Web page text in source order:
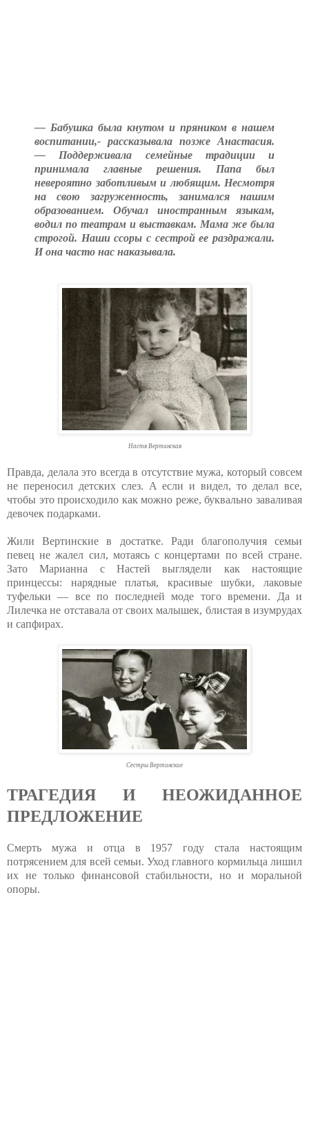
— Бабушка была кнутом и пряником в нашем
воспитании,- рассказывала позже Анастасия.
— Поддерживала семейные традиции и
принимала главные решения. Папа был
невероятно заботливым и любящим. Несмотря
на свою загруженность, занимался нашим
образованием. Обучал иностранным языкам,
водил по театрам и выставкам. Мама же была
строгой. Наши ссоры с сестрой ее раздражали.
И она часто нас наказывала.
Настя Вертинская
Правда, делала это всегда в отсутствие мужа, который совсем
не переносил детских слез. А если и видел, то делал все,
чтобы это происходило как можно реже, буквально заваливая
девочек подарками.
Жили Вертинские в достатке. Ради благополучия семьи
певец не жалел сил, мотаясь с концертами по всей стране.
Зато Марианна с Настей выглядели как настоящие
принцессы: нарядные платья, красивые шубки, лаковые
туфельки — все по последней моде того времени. Да и
Лилечка не отставала от своих малышек, блистая в изумрудах
и сапфирах.
Сестры Вертинские
ТРАГЕДИЯ И НЕОЖИДАННОЕ
ПРЕДЛОЖЕНИЕ
Смерть мужа и отца в 1957 году стала настоящим
потрясением для всей семьи. Уход главного кормильца лишил
их не только финансовой стабильности, но и моральной
опоры.